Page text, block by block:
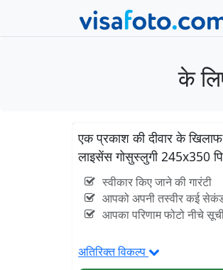
के
एक प्रकाश की दीवार के
लाइसेंस गोसुस्लुगी 245x350
स्वीकार किए जाने की गारंटी
आपको अपनी तस्वीर कई
आपका परिणाम फोटो नीचे
अतिरिक्त विकल्प